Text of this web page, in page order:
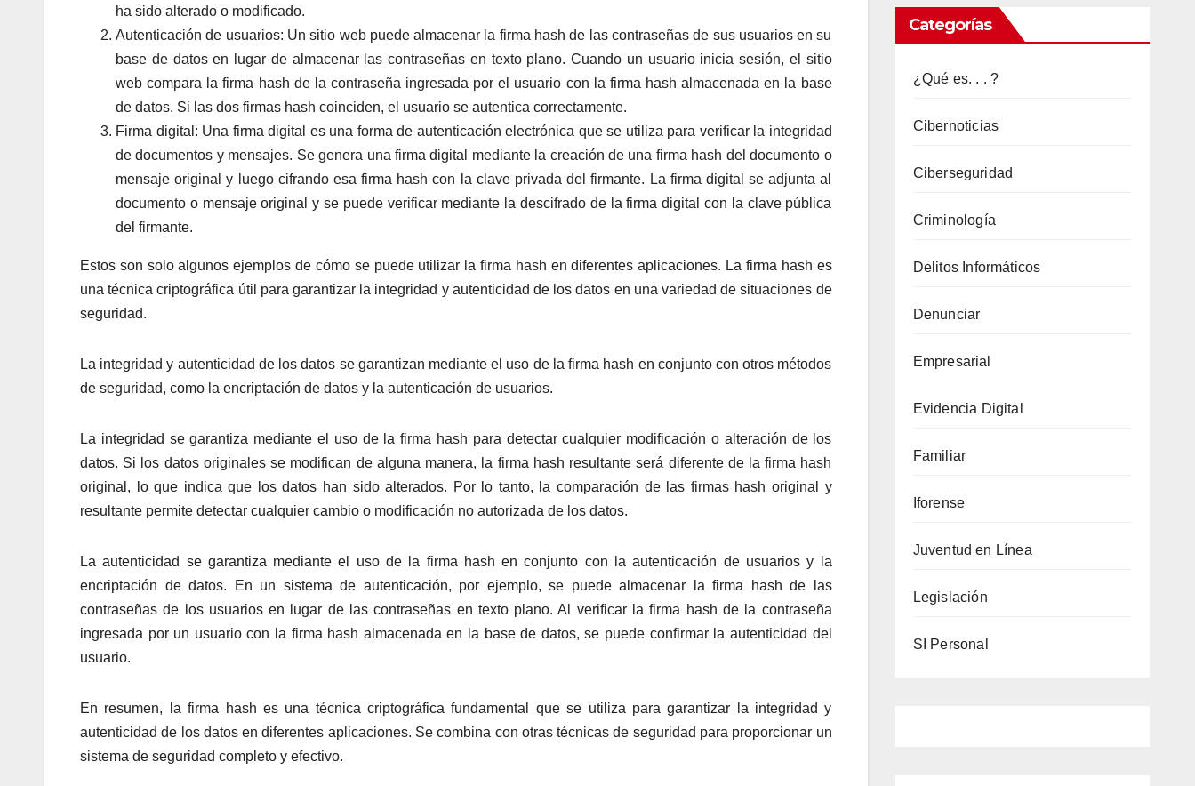
ha sido alterado o modificado.
Autenticación de usuarios: Un sitio web puede almacenar la firma hash de las contraseñas de sus usuarios en su
base de datos en lugar de almacenar las contraseñas en texto plano. Cuando un usuario inicia sesión, el sitio
web compara la firma hash de la contraseña ingresada por el usuario con la firma hash almacenada en la base
de datos. Si las dos firmas hash coinciden, el usuario se autentica correctamente.
Firma digital: Una firma digital es una forma de autenticación electrónica que se utiliza para verificar la integridad
de documentos y mensajes. Se genera una firma digital mediante la creación de una firma hash del documento o
mensaje original y luego cifrando esa firma hash con la clave privada del firmante. La firma digital se adjunta al
documento o mensaje original y se puede verificar mediante la descifrado de la firma digital con la clave pública
del firmante.
Estos son solo algunos ejemplos de cómo se puede utilizar la firma hash en diferentes aplicaciones. La firma hash es
una técnica criptográfica útil para garantizar la integridad y autenticidad de los datos en una variedad de situaciones de
seguridad.
La integridad y autenticidad de los datos se garantizan mediante el uso de la firma hash en conjunto con otros métodos
de seguridad, como la encriptación de datos y la autenticación de usuarios.
La integridad se garantiza mediante el uso de la firma hash para detectar cualquier modificación o alteración de los
datos. Si los datos originales se modifican de alguna manera, la firma hash resultante será diferente de la firma hash
original, lo que indica que los datos han sido alterados. Por lo tanto, la comparación de las firmas hash original y
resultante permite detectar cualquier cambio o modificación no autorizada de los datos.
La autenticidad se garantiza mediante el uso de la firma hash en conjunto con la autenticación de usuarios y la
encriptación de datos. En un sistema de autenticación, por ejemplo, se puede almacenar la firma hash de las
contraseñas de los usuarios en lugar de las contraseñas en texto plano. Al verificar la firma hash de la contraseña
ingresada por un usuario con la firma hash almacenada en la base de datos, se puede confirmar la autenticidad del
usuario.
En resumen, la firma hash es una técnica criptográfica fundamental que se utiliza para garantizar la integridad y
autenticidad de los datos en diferentes aplicaciones. Se combina con otras técnicas de seguridad para proporcionar un
sistema de seguridad completo y efectivo.
Que
es
Hash?
Categorías
¿Qué es. . . ?
Cibernoticias
Ciberseguridad
Criminología
Delitos Informáticos
Denunciar
Empresarial
Evidencia Digital
Familiar
Iforense
Juventud en Línea
Legislación
SI Personal